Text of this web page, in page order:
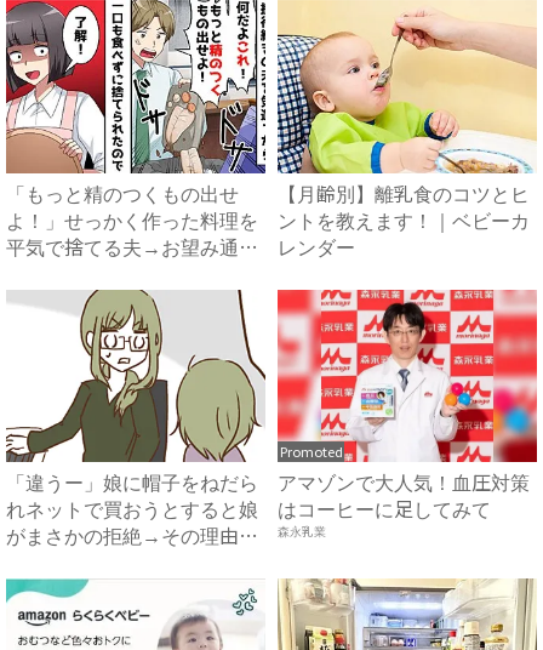
「もっと精のつくもの出せ
よ！」せっかく作った料理を
平気で捨てる夫→お望み通り
【月齢別】離乳食のコツとヒ
ントを教えます！｜ベビーカ
レンダー
「違うー」娘に帽子をねだら
れネットで買おうとすると娘
がまさかの拒絶→その理由を
Promoted
アマゾンで大人気！血圧対策
はコーヒーに足してみて
森永乳業